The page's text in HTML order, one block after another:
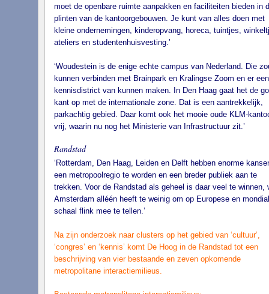
moet de openbare ruimte aanpakken en faciliteiten bieden in
plinten van de kantoorgebouwen. Je kunt van alles doen met
kleine ondernemingen, kinderopvang, horeca, tuintjes,
ateliers en studentenhuisvesting.’
‘Woudestein is de enige echte campus van Nederland. Die
kunnen verbinden met Brainpark en Kralingse Zoom en er een
kennisdistrict van kunnen maken. In Den Haag gaat het de
kant op met de internationale zone. Dat is een aantrekkelijk,
parkachtig gebied. Daar komt ook het mooie oude KLM-
vrij, waarin nu nog het Ministerie van Infrastructuur zit.’
Randstad
‘Rotterdam, Den Haag, Leiden en Delft hebben enorme
een metropoolregio te worden en een breder publiek aan te
trekken. Voor de Randstad als geheel is daar veel te winnen,
Amsterdam alléén heeft te weinig om op Europese en
schaal flink mee te tellen.’
Na zijn onderzoek naar clusters op het gebied van ‘cultuur’,
‘congres’ en ‘kennis’ komt De Hoog in de Randstad tot een
beschrijving van vier bestaande en zeven opkomende
metropolitane interactiemilieus.